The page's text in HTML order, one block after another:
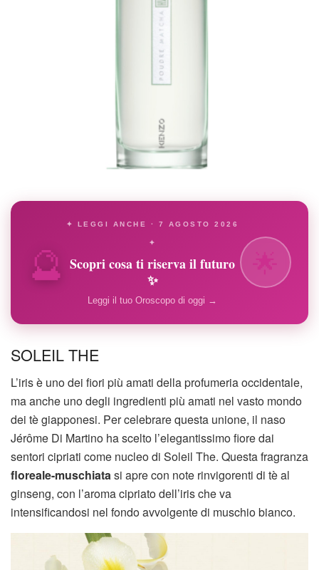
🔮
✦ LEGGI ANCHE · 7 AGOSTO 2026
✦
Scopri cosa ti riserva il futuro
✨
Leggi il tuo Oroscopo di oggi →
SOLEIL THE
L’iris è uno dei fiori più amati della profumeria occidentale,
ma anche uno degli ingredienti più amati nel vasto mondo
dei tè giapponesi. Per celebrare questa unione, il naso
Jérôme Di Martino ha scelto l’elegantissimo fiore dai
sentori cipriati come nucleo di Soleil The. Questa fragranza
floreale-muschiata si apre con note rinvigorenti di tè al
ginseng, con l’aroma cipriato dell’iris che va
intensificandosi nel fondo avvolgente di muschio bianco.